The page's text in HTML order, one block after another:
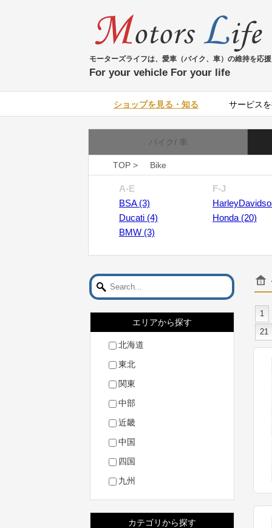
モーターズライフは、愛車（バイク、車）の維持を応援
For your vehicle For your life
ショップを見る・知る サービス
バイク/ 車
TOP > Bike
A-E
BSA (3)
Ducati (4)
BMW (3)
F-J
Honda (20)
エリアから探す
北海道
東北
関東
中部
近畿
中国
四国
九州
カテゴリから探す
1
21